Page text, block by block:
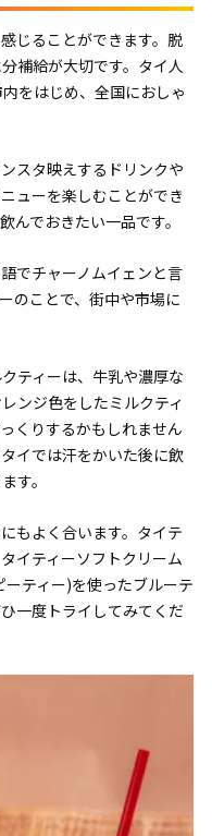
じることができます。脱
補給が大切です。タイ人
をはじめ、全国におしゃ
スタ映えするドリンクや
ューを楽しむことができ
んでおきたい一品です。
でチャーノムイェンと言
のことで、街中や市場に
ティーは、牛乳や濃厚な
ンジ色をしたミルクティ
くりするかもしれません
イでは汗をかいた後に飲
す。
もよく合います。タイテ
イティーソフトクリーム
ティー)を使ったブルーテ
一度トライしてみてくだ